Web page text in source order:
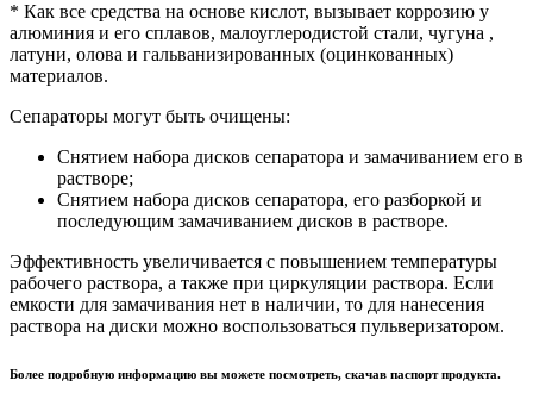
* Как все средства на основе кислот, вызывает коррозию у
алюминия и его сплавов, малоуглеродистой стали, чугуна ,
латуни, олова и гальванизированных (оцинкованных)
материалов.
Сепараторы могут быть очищены:
Снятием набора дисков сепаратора и замачиванием его в
растворе;
Снятием набора дисков сепаратора, его разборкой и
последующим замачиванием дисков в растворе.
Эффективность увеличивается с повышением температуры
рабочего раствора, а также при циркуляции раствора. Если
емкости для замачивания нет в наличии, то для нанесения
раствора на диски можно воспользоваться пульверизатором.
Более подробную информацию вы можете посмотреть, скачав паспорт продукта.